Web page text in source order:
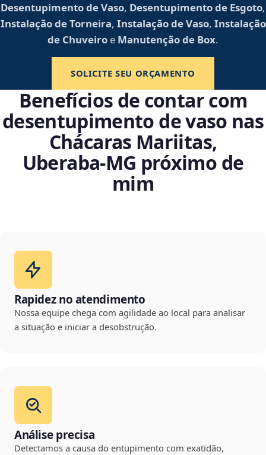
Desentupimento de Vaso, Desentupimento de Esgoto,
Instalação de Torneira, Instalação de Vaso, Instalação
de Chuveiro e Manutenção de Box.
SOLICITE SEU ORÇAMENTO
Benefícios de contar com
desentupimento de vaso nas
Chácaras Mariitas,
Uberaba‑MG próximo de
mim
Rapidez no atendimento
Nossa equipe chega com agilidade ao local para analisar
a situação e iniciar a desobstrução.
Análise precisa
Detectamos a causa do entupimento com exatidão,